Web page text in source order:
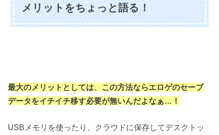
メリットをちょっと語る！
最大のメリットとしては、この方法ならエロゲのセーブ
データをイチイチ移す必要が無いんだよなぁ…！
USBメモリを使ったり、クラウドに保存してデスクトッ